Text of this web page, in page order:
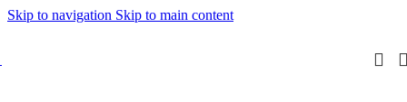
Skip to navigation Skip to main content